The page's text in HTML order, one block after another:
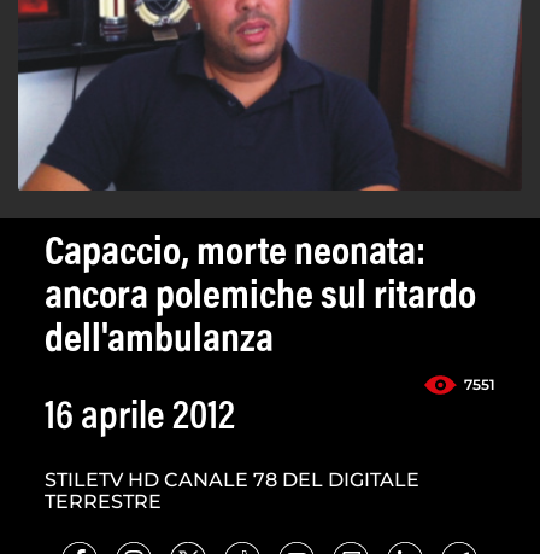
Capaccio, morte neonata:
ancora polemiche sul ritardo
dell'ambulanza
7551
16 aprile 2012
STILETV HD CANALE 78 DEL DIGITALE
TERRESTRE